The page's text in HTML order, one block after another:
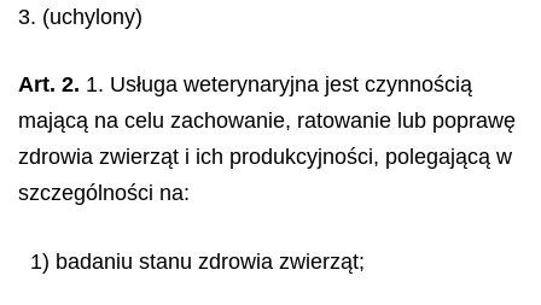
3. (uchylony)
Art. 2. 1. Usługa weterynaryjna jest czynnością
mającą na celu zachowanie, ratowanie lub poprawę
zdrowia zwierząt i ich produkcyjności, polegającą w
szczególności na:
1) badaniu stanu zdrowia zwierząt;